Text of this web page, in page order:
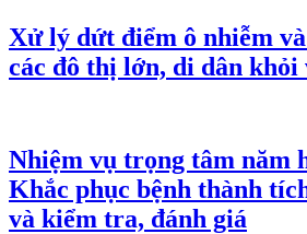
Xử lý dứt điểm ô nhiễm
các đô thị lớn, di dân
Nhiệm vụ trọng tâm năm
Khắc phục bệnh thành
và kiểm tra, đánh giá